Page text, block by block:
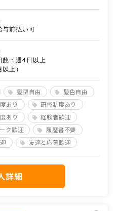
前払い可
：週4日以上
上）
髪型自由
髪色自由
あり
研修制度あり
あり
経験者歓迎
ク歓迎
履歴書不要
友達と応募歓迎
詳細